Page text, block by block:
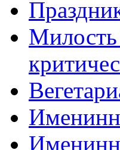
Милость